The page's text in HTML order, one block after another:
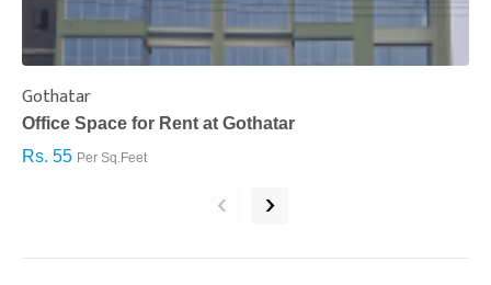
Gothatar
Office Space for Rent at Gothatar
Rs. 55 Per Sq.Feet
‹ ›